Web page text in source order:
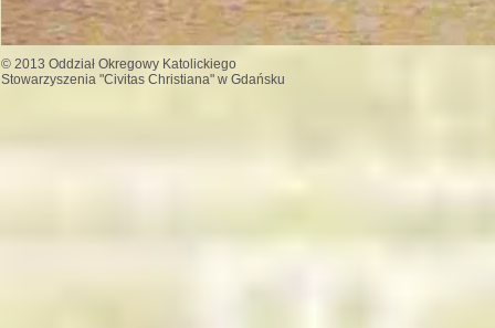
© 2013 Oddział Okregowy Katolickiego
Stowarzyszenia "Civitas Christiana" w Gdańsku